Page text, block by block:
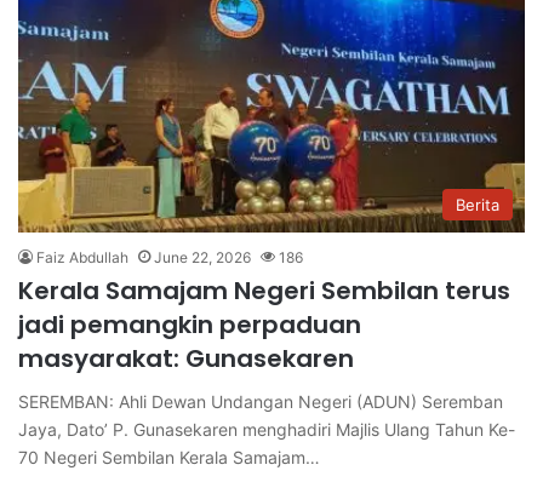
Berita
Faiz Abdullah June 22, 2026 186
Kerala Samajam Negeri Sembilan terus
jadi pemangkin perpaduan
masyarakat: Gunasekaren
SEREMBAN: Ahli Dewan Undangan Negeri (ADUN) Seremban
Jaya, Dato’ P. Gunasekaren menghadiri Majlis Ulang Tahun Ke-
70 Negeri Sembilan Kerala Samajam…